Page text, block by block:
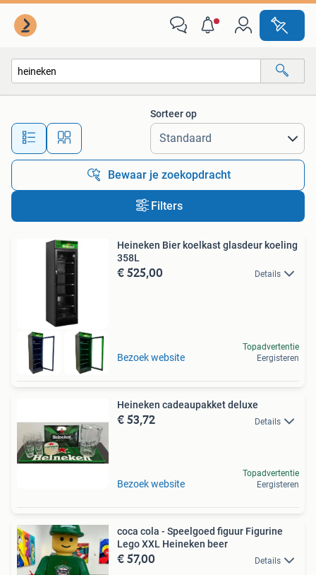
Alle afstanden…
Sorteer op
Bewaar je zoekopdracht
Filters
Heineken Bier koelkast glasdeur koeling
358L
€ 525,00 Details
Bezoek website
Topadvertentie
Eergisteren
Heineken cadeaupakket deluxe
€ 53,72 Details
Bezoek website
Topadvertentie
Eergisteren
coca cola - Speelgoed figuur Figurine
Lego XXL Heineken beer
€ 57,00 Details